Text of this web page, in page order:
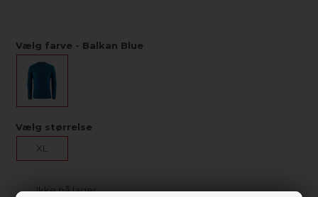
Vælg farve - Balkan Blue
Vælg størrelse
XL
Ikke på lager